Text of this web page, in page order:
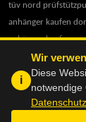
tüv nord
anhänger kaufen
anhänger kaufen
anhänger kaufen
anhänger kaufen
tieflader kaufen
* Der
Ihr Warenkorb:0
i
Wir
Diese
notwendige